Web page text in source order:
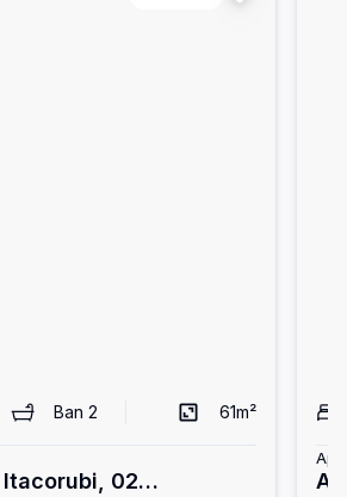
Ban2 61m²
02